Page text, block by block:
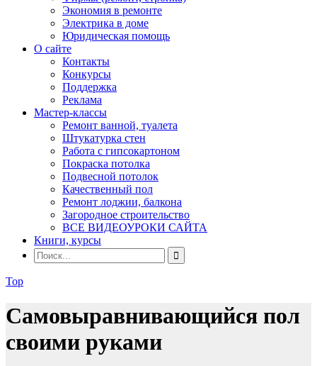
Экономия в ремонте
Электрика в доме
Юридическая помощь
О сайте
Контакты
Конкурсы
Поддержка
Реклама
Мастер-классы
Ремонт ванной, туалета
Штукатурка стен
Работа с гипсокартоном
Покраска потолка
Подвесной потолок
Качественный пол
Ремонт лоджии, балкона
Загородное строительство
ВСЕ ВИДЕОУРОКИ САЙТА
Книги, курсы
Top
Самовыравнивающийся пол
своими руками